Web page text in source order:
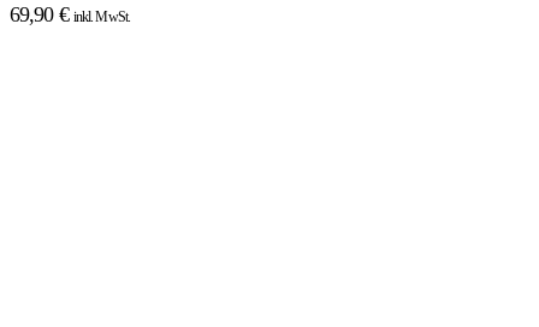
69,90 € inkl. MwSt.